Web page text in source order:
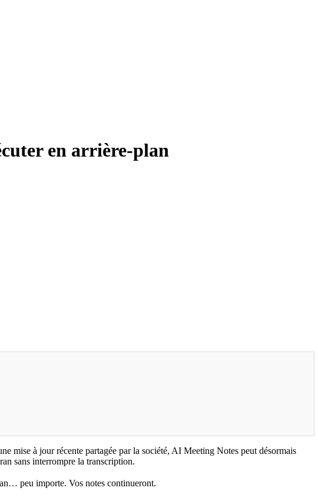
en arrière-plan
mise à jour récente partagée par la société, AI Meeting Notes peut désormais
sans interrompre la transcription.
peu importe. Vos notes continueront.